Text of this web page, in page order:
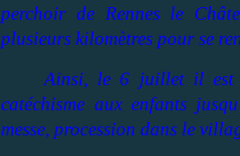
perchoir de Rennes le
plusieurs kilomètres pour se
Ainsi, le 6 juillet il est
catéchisme aux enfants
messe, procession dans le